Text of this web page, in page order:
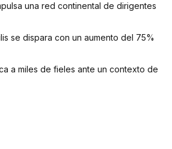
una red continental de dirigentes
se dispara con un aumento del 75%
a miles de fieles ante un contexto de